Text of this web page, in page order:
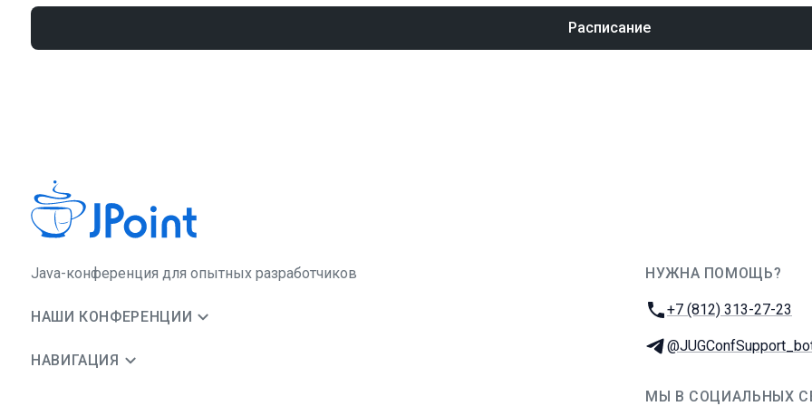
Расписание
Java-конференция для опытных разработчиков
НАШИ КОНФЕРЕНЦИИ
НАВИГАЦИЯ
НУЖНА ПОМОЩЬ?
Телефон:
+7 (812) 313-27-23
Телеграм:
МЫ В СОЦИАЛЬНЫХ